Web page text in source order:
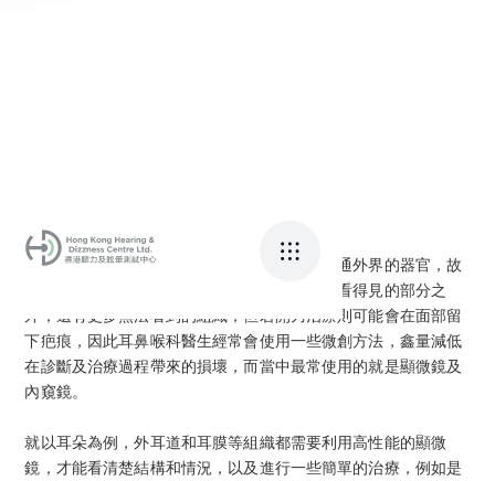
耳鼻喉科涵蓋的耳朵、鼻子和喉嚨，是身體接通外界的器官，故
容易被病菌入侵或受傷，而這些器官除了眼睛看得見的部分之
外，還有更多無法看到的組織，但若開刀治療則可能會在面部留
下疤痕，因此耳鼻喉科醫生經常會使用一些微創方法，鑫量減低
在診斷及治療過程帶來的損壞，而當中最常使用的就是顯微鏡及
內窺鏡。
就以耳朵為例，外耳道和耳膜等組織都需要利用高性能的顯微
鏡，才能看清楚結構和情況，以及進行一些簡單的治療，例如是